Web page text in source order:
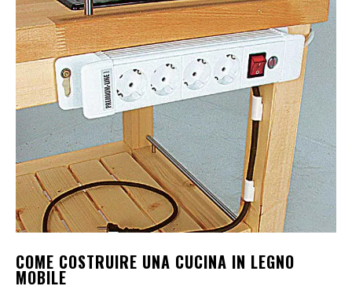
COME COSTRUIRE UNA CUCINA IN LEGNO
MOBILE